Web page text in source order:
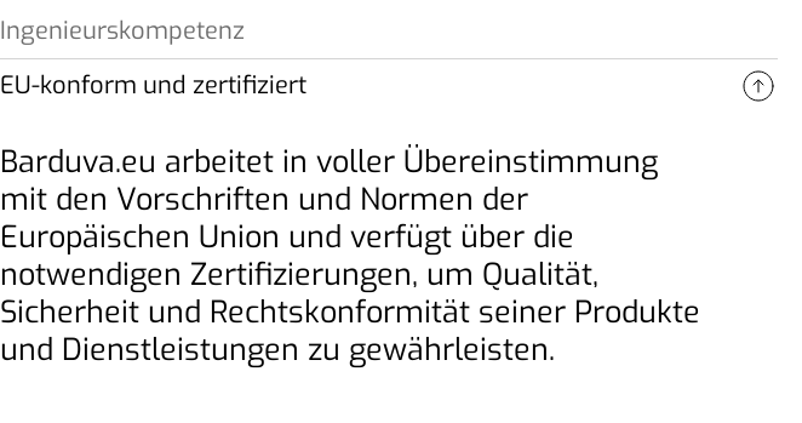
Ingenieurskompetenz
Unsere fundierte technische Expertise ermöglicht
es uns, komplexe Hebeherausforderungen
effizient und zuverlässig zu lösen.
EU-konform und zertifiziert
Barduva.eu arbeitet in voller Übereinstimmung
mit den Vorschriften und Normen der
Europäischen Union und verfügt über die
notwendigen Zertifizierungen, um Qualität,
Sicherheit und Rechtskonformität seiner Produkte
und Dienstleistungen zu gewährleisten.